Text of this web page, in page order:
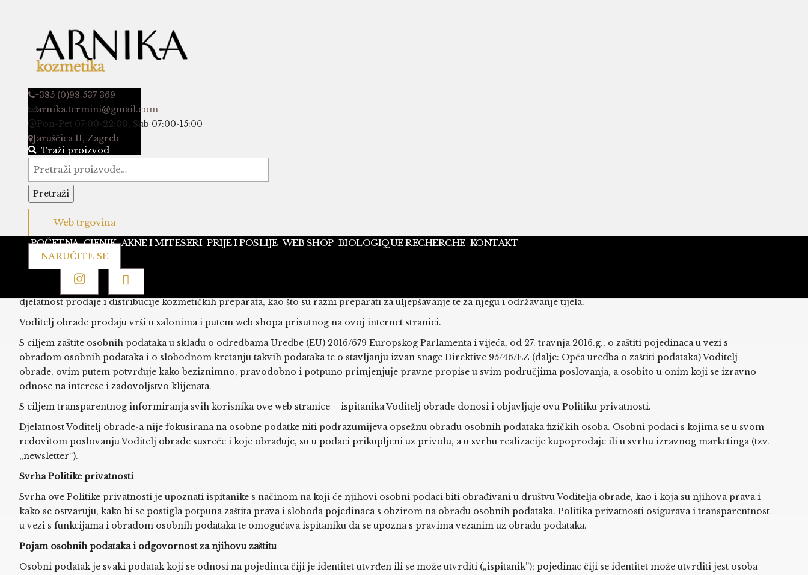
+385 (0)98 537 369
arnika.termini@gmail.com
Pon-Pet 07:00-22:00, Sub 07:00-15:00
Jaruščica 11, Zagreb
Traži proizvod
Pretraži:
Pretraži
Web trgovina
POČETNA CJENIK AKNE I MITESERI PRIJE I POSLIJE WEB SHOP BIOLOGIQUE RECHERCHE KONTAKT
NARUČITE SE
Politika privatnosti osobnih podataka Arnika global d.o.o.
Uvodne odredbe
Voditelj obrade je trgovačko društvo Arnika global d.o.o. saloni za uljepšavanje sa sjedištem u Zagrebu, Jaruščica 9A/II, upisanu u sudski registar Trgovačkog suda u
Zagrebu, OIB: 62848411063, čiju primarnu djelatnost obuhvaća vođenje kozmetičkog salona. Osim navedenog, putem ove Internet stranice voditelj obrade obavlja i
djelatnost prodaje i distribucije kozmetičkih preparata, kao što su razni preparati za uljepšavanje te za njegu i održavanje tijela.
Voditelj obrade prodaju vrši u salonima i putem web shopa prisutnog na ovoj internet stranici.
S ciljem zaštite osobnih podataka u skladu o odredbama Uredbe (EU) 2016/679 Europskog Parlamenta i vijeća, od 27. travnja 2016.g., o zaštiti pojedinaca u vezi s
obradom osobnih podataka i o slobodnom kretanju takvih podataka te o stavljanju izvan snage Direktive 95/46/EZ (dalje: Opća uredba o zaštiti podataka) Voditelj
obrade, ovim putem potvrđuje kako beziznimno, pravodobno i potpuno primjenjuje pravne propise u svim područjima poslovanja, a osobito u onim koji se izravno
odnose na interese i zadovoljstvo klijenata.
S ciljem transparentnog informiranja svih korisnika ove web stranice – ispitanika Voditelj obrade donosi i objavljuje ovu Politiku privatnosti.
Djelatnost Voditelj obrade-a nije fokusirana na osobne podatke niti podrazumijeva opsežnu obradu osobnih podataka fizičkih osoba. Osobni podaci s kojima se u svom
redovitom poslovanju Voditelj obrade susreće i koje obrađuje, su u podaci prikupljeni uz privolu, a u svrhu realizacije kupoprodaje ili u svrhu izravnog marketinga (tzv.
„newsletter“).
Svrha Politike privatnosti
Svrha ove Politike privatnosti je upoznati ispitanike s načinom na koji će njihovi osobni podaci biti obrađivani u društvu Voditelja obrade, kao i koja su njihova prava i
kako se ostvaruju, kako bi se postigla potpuna zaštita prava i sloboda pojedinaca s obzirom na obradu osobnih podataka. Politika privatnosti osigurava i transparentnost
u vezi s funkcijama i obradom osobnih podataka te omogućava ispitaniku da se upozna s pravima vezanim uz obradu podataka.
Pojam osobnih podataka i odgovornost za njihovu zaštitu
Osobni podatak je svaki podatak koji se odnosi na pojedinca čiji je identitet utvrđen ili se može utvrditi („ispitanik”); pojedinac čiji se identitet može utvrditi jest osoba